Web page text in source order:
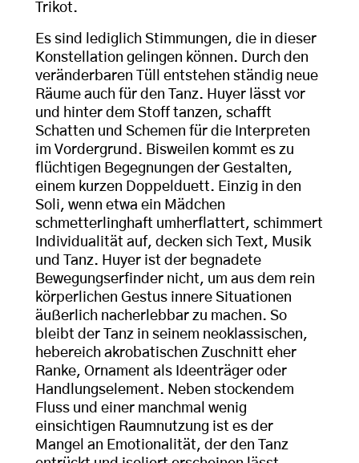
Trikot.
Es sind lediglich Stimmungen, die in dieser
Konstellation gelingen können. Durch den
veränderbaren Tüll entstehen ständig neue
Räume auch für den Tanz. Huyer lässt vor
und hinter dem Stoff tanzen, schafft
Schatten und Schemen für die Interpreten
im Vordergrund. Bisweilen kommt es zu
flüchtigen Begegnungen der Gestalten,
einem kurzen Doppelduett. Einzig in den
Soli, wenn etwa ein Mädchen
schmetterlinghaft umherflattert, schimmert
Individualität auf, decken sich Text, Musik
und Tanz. Huyer ist der begnadete
Bewegungserfinder nicht, um aus dem rein
körperlichen Gestus innere Situationen
äußerlich nacherlebbar zu machen. So
bleibt der Tanz in seinem neoklassischen,
hebereich akrobatischen Zuschnitt eher
Ranke, Ornament als Ideenträger oder
Handlungselement. Neben stockendem
Fluss und einer manchmal wenig
einsichtigen Raumnutzung ist es der
Mangel an Emotionalität, der den Tanz